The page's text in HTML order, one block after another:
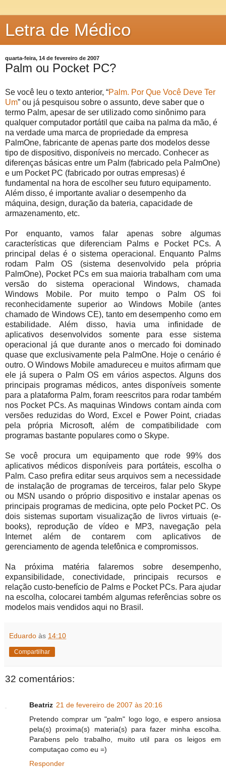
Letra de Médico
quarta-feira, 14 de fevereiro de 2007
Palm ou Pocket PC?
Se você leu o texto anterior, “Palm. Por Que Você Deve Ter
Um” ou já pesquisou sobre o assunto, deve saber que o
termo Palm, apesar de ser utilizado como sinônimo para
qualquer computador portátil que caiba na palma da mão, é
na verdade uma marca de propriedade da empresa
PalmOne, fabricante de apenas parte dos modelos desse
tipo de dispositivo, disponíveis no mercado. Conhecer as
diferenças básicas entre um Palm (fabricado pela PalmOne)
e um Pocket PC (fabricado por outras empresas) é
fundamental na hora de escolher seu futuro equipamento.
Além disso, é importante avaliar o desempenho da
máquina, design, duração da bateria, capacidade de
armazenamento, etc.
Por enquanto, vamos falar apenas sobre algumas
características que diferenciam Palms e Pocket PCs. A
principal delas é o sistema operacional. Enquanto Palms
rodam Palm OS (sistema desenvolvido pela própria
PalmOne), Pocket PCs em sua maioria trabalham com uma
versão do sistema operacional Windows, chamada
Windows Mobile. Por muito tempo o Palm OS foi
reconhecidamente superior ao Windows Mobile (antes
chamado de Windows CE), tanto em desempenho como em
estabilidade. Além disso, havia uma infinidade de
aplicativos desenvolvidos somente para esse sistema
operacional já que durante anos o mercado foi dominado
quase que exclusivamente pela PalmOne. Hoje o cenário é
outro. O Windows Mobile amadureceu e muitos afirmam que
ele já supera o Palm OS em vários aspectos. Alguns dos
principais programas médicos, antes disponíveis somente
para a plataforma Palm, foram reescritos para rodar também
nos Pocket PCs. As maquinas Windows contam ainda com
versões reduzidas do Word, Excel e Power Point, criadas
pela própria Microsoft, além de compatibilidade com
programas bastante populares como o Skype.
Se você procura um equipamento que rode 99% dos
aplicativos médicos disponíveis para portáteis, escolha o
Palm. Caso prefira editar seus arquivos sem a necessidade
de instalação de programas de terceiros, falar pelo Skype
ou MSN usando o próprio dispositivo e instalar apenas os
principais programas de medicina, opte pelo Pocket PC. Os
dois sistemas suportam visualização de livros virtuais (e-
books), reprodução de vídeo e MP3, navegação pela
Internet além de contarem com aplicativos de
gerenciamento de agenda telefônica e compromissos.
Na próxima matéria falaremos sobre desempenho,
expansibilidade, conectividade, principais recursos e
relação custo-benefício de Palms e Pocket PCs. Para ajudar
na escolha, colocarei também algumas referências sobre os
modelos mais vendidos aqui no Brasil.
Eduardo às 14:10
Compartilhar
32 comentários:
Beatriz 21 de fevereiro de 2007 às 20:16
Pretendo comprar um "palm" logo logo, e espero ansiosa
pela(s) proxima(s) materia(s) para fazer minha escolha.
Parabens pelo trabalho, muito util para os leigos em
computaçao como eu =)
Responder